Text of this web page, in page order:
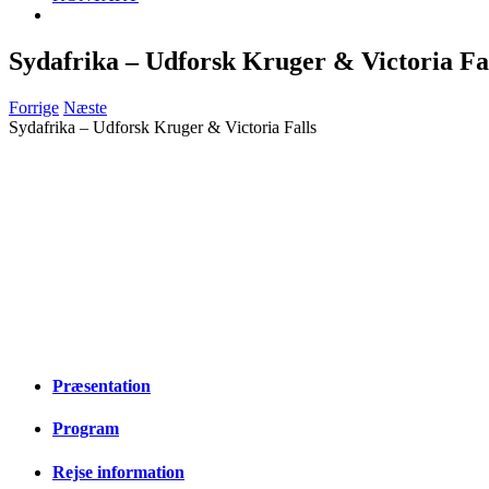
Sydafrika – Udforsk Kruger & Victoria
Forrige Næste
Sydafrika – Udforsk Kruger & Victoria Falls
Præsentation
Program
Rejse information